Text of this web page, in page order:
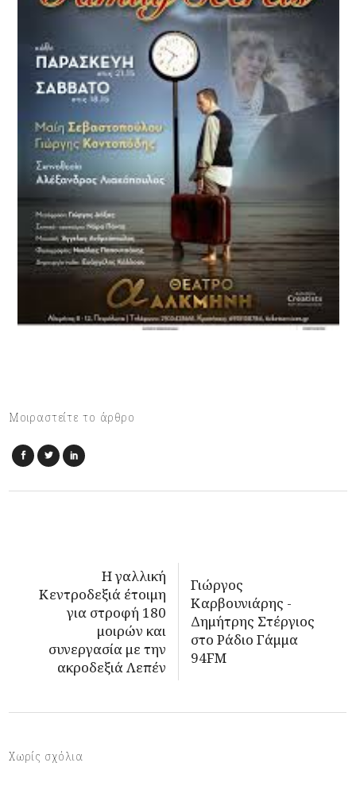
Μοιραστείτε το άρθρο
Η γαλλική
Κεντροδεξιά έτοιμη
για στροφή 180
μοιρών και
συνεργασία με την
ακροδεξιά Λεπέν
Γιώργος
Καρβουνιάρης -
Δημήτρης Στέργιος
στο Ράδιο Γάμμα
94FM
Χωρίς σχόλια